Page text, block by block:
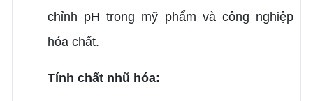
chỉnh pH trong mỹ phẩm và công nghiệp
hóa chất.
Tính chất nhũ hóa: